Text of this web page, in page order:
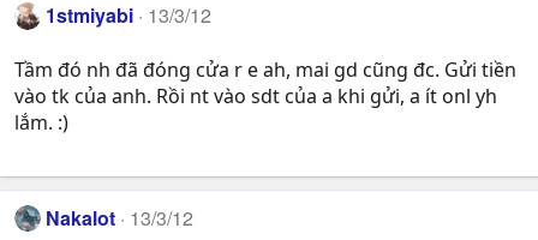
1stmiyabi 13/3/12
Tầm đó nh đã đóng cửa r e ah, mai gd cũng đc. Gửi tiền
vào tk của anh. Rồi nt vào sdt của a khi gửi, a ít onl yh
lắm. :)
Nakalot 13/3/12